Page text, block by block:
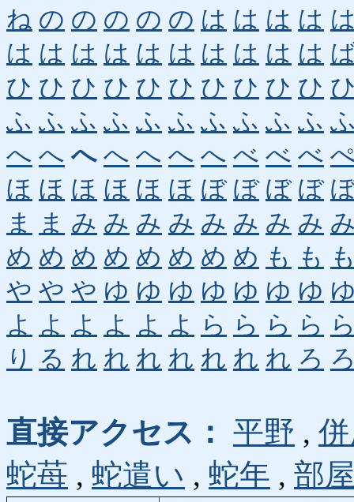
ね の の の の の は は は は
は は は は は は は は は は
ひ ひ ひ ひ ひ ひ ひ ひ ひ ひ
ふ ふ ふ ふ ふ ふ ふ ふ ふ ふ
へ へ へ へ へ へ へ べ べ べ
ほ ほ ほ ほ ほ ほ ぼ ぼ ぼ ぼ
ま
ま み み み み み み み み
め め め め め め め め も も
や や や ゆ ゆ ゆ ゆ ゆ ゆ ゆ
よ よ よ よ よ よ ら ら ら ら
り る れ れ れ れ れ れ れ ろ
直接アクセス： 平野 ,
蛇苺 , 蛇遣い , 蛇年 , 部